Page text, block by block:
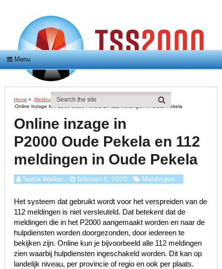
Menu
Home > Meldingen >
Online Inzage In P2000 Oude Pekela En 112 Meldingen In Oude Pekela
Online inzage in
P2000 Oude Pekela en 112
meldingen in Oude Pekela
Sonia Walker februari 6, 2020 Meldingen
Het systeem dat gebruikt wordt voor het verspreiden van de
112 meldingen is niet versleuteld. Dat betekent dat de
meldingen die in het P2000 aangemaakt worden en naar de
hulpdiensten worden doorgezonden, door iedereen te
bekijken zijn. Online kun je bijvoorbeeld alle 112 meldingen
zien waarbij hulpdiensten ingeschakeld worden. Dit kan op
landelijk niveau, per provincie of regio en ook per plaats.